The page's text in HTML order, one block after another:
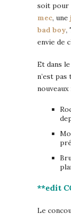
soit pour
mec, une
bad boy,
envie de
Et dans
n’est
nouveaux
**edit
Le